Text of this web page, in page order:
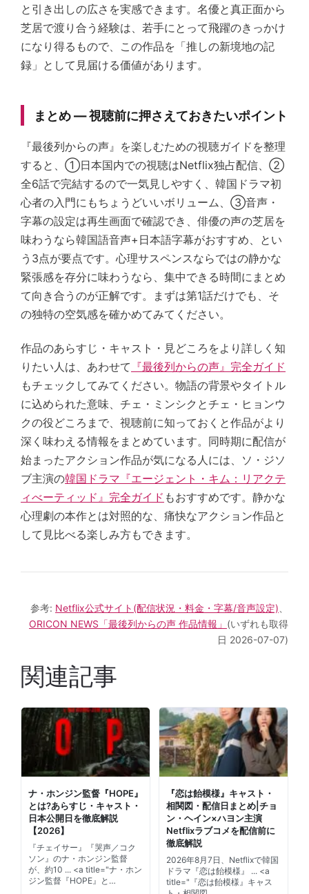
と引き出しの広さを実感できます。名優と真正面から
芝居で渡り合う経験は、若手にとって飛躍のきっかけ
になり得るもので、この作品を「推しの新境地の記
録」として見届ける価値があります。
まとめ — 視聴前に押さえておきたいポイント
『最後列からの声』を楽しむための視聴ガイドを整理
すると、①日本国内での視聴はNetflix独占配信、②
全6話で完結するので一気見しやすく、韓国ドラマ初
心者の入門にもちょうどいいボリューム、③音声・
字幕の設定は再生画面で確認でき、俳優の声の芝居を
味わうなら韓国語音声+日本語字幕がおすすめ、とい
う3点が要点です。心理サスペンスならではの静かな
緊張感を存分に味わうなら、集中できる時間にまとめ
て向き合うのが正解です。まずは第1話だけでも、そ
の独特の空気感を確かめてみてください。
作品のあらすじ・キャスト・見どころをより詳しく知
りたい人は、あわせて 『最後列からの声』完全ガイド
もチェックしてみてください。物語の背景やタイトル
に込められた意味、チェ・ミンシクとチェ・ヒョンウ
クの役どころまで、視聴前に知っておくと作品がより
深く味わえる情報をまとめています。同時期に配信が
始まったアクション作品が気になる人には、ソ・ジソ
ブ主演の韓国ドラマ『エージェント・キム：リアクテ
ィべーティッド』完全ガイド もおすすめです。静かな
心理劇の本作とは対照的な、痛快なアクション作品と
して見比べる楽しみ方もできます。
参考: Netflix公式サイト(配信状況・料金・字幕/音声設定)、
ORICON NEWS「最後列からの声 作品情報」 (いずれも取得
日 2026-07-07)
関連記事
ナ・ホンジン監督『HOPE』
とは?あらすじ・キャスト・
日本公開日を徹底解説
【2026】
『チェイサー』『哭声／コク
ソン』のナ・ホンジン監督
が、約10 ... <a title="ナ・ホン
ジン監督『HOPE』と…
『恋は飴模様』キャスト・
相関図・配信日まとめ|チョ
ン・ヘイン×ハヨン主演
Netflixラブコメを配信前に
徹底解説
2026年8月7日、Netflixで韓国
ドラマ『恋は飴模様』 ... <a
title="『恋は飴模様』キャス